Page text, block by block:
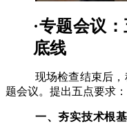
·专题会议
底线
现场检查结束后
题会议。提出五点要求：
一、夯实技术根